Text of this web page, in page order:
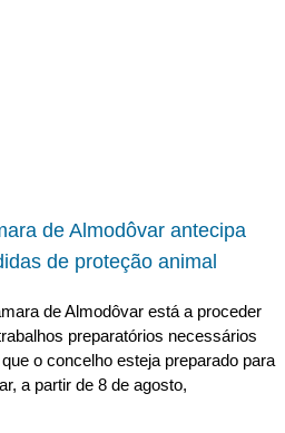
de Almodôvar antecipa
de proteção animal
de Almodôvar está a proceder
preparatórios necessários
o concelho esteja preparado para
a partir de 8 de agosto,